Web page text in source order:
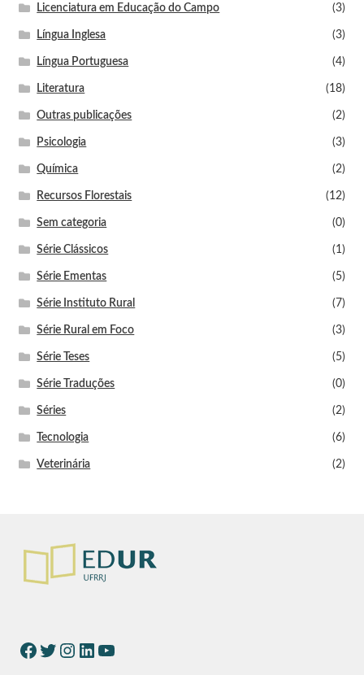
Licenciatura em Educação do Campo (3)
Língua Inglesa (3)
Língua Portuguesa (4)
Literatura (18)
Outras publicações (2)
Psicologia (3)
Química (2)
Recursos Florestais (12)
Sem categoria (0)
Série Clássicos (1)
Série Ementas (5)
Série Instituto Rural (7)
Série Rural em Foco (3)
Série Teses (5)
Série Traduções (0)
Séries (2)
Tecnologia (6)
Veterinária (2)